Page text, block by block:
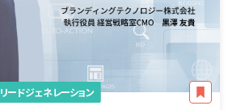
リードジェネレーション